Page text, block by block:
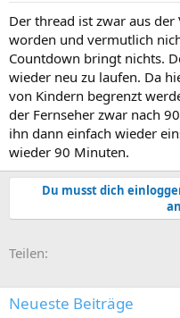
Der thread ist zwar aus
worden und vermutlich
Countdown bringt nichts.
wieder neu zu laufen. Da
von Kindern begrenzt
der Fernseher zwar nach
ihn dann einfach wieder
wieder 90 Minuten.
Du musst dich
Teilen:
Neueste Beiträge